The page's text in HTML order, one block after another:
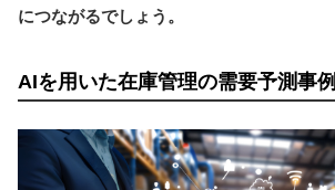
につながるでしょう。
AIを用いた在庫管理の需要予測事例